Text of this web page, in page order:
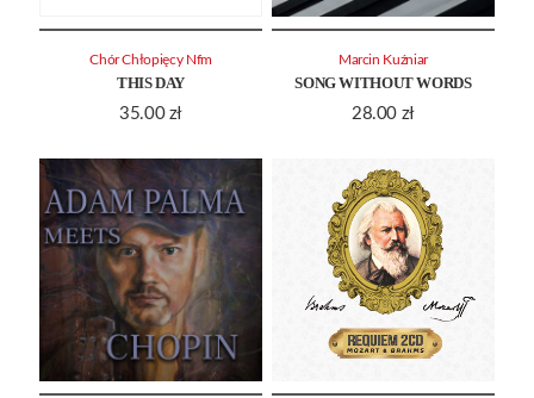
THIS DAY
35.00 zł
Chór Chłopięcy Nfm
SONG WITHOUT WORDS
28.00 zł
Marcin Kuźniar